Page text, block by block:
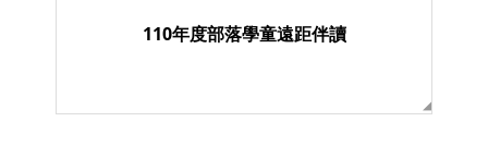
110年度部落學童遠距伴讀